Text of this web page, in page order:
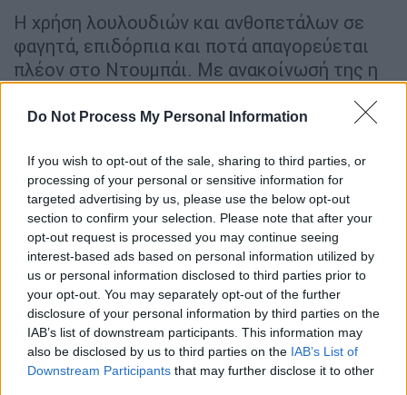
Do Not Process My Personal Information
If you wish to opt-out of the sale, sharing to third parties, or
processing of your personal or sensitive information for
targeted advertising by us, please use the below opt-out
section to confirm your selection. Please note that after your
opt-out request is processed you may continue seeing
interest-based ads based on personal information utilized by
us or personal information disclosed to third parties prior to
your opt-out. You may separately opt-out of the further
disclosure of your personal information by third parties on the
IAB’s list of downstream participants. This information may
also be disclosed by us to third parties on the IAB’s List of
Downstream Participants that may further disclose it to other
H χρήση λουλουδιών και ανθοπετάλων σε
φαγητά, επιδόρπια και ποτά απαγορεύεται
πλέον στο Ντουμπάι. Με ανακοίνωσή της η
τα καταστήματα εστίασης για την απόφαση, η
για την Ασφάλεια των Τροφίμων, σύμφωνα
με δημοσιεύματα αραβικών εφημερίδων.
Τα τελευταία χρόνια έχει γίνει πολύ
δημοφιλές και φυσικά φωτογραφικό θέμα
για το Instagram το σερβίρισμα πιάτων και
ποτών στολισμένων με λουλούδια. Τα κέικ
γάμου που είναι καλυμμένα με πέταλα είναι
πολύ της μόδας, όπως και τα ποτά με
ροδόνερο σερβιρισμένα με αληθινά άνθη, οι